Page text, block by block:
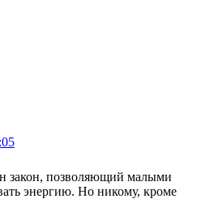
закон, позволяющий малыми
энергию. Но никому, кроме